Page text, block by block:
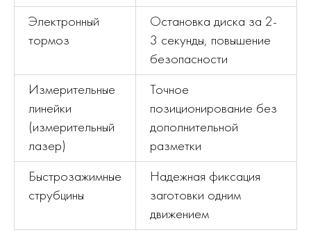
Электронный
тормоз
Остановка диска за 2-
3 секунды, повышение
безопасности
Измерительные
линейки
(измерительный
лазер)
Точное
позиционирование без
дополнительной
разметки
Быстрозажимные
струбцины
Надежная фиксация
заготовки одним
движением